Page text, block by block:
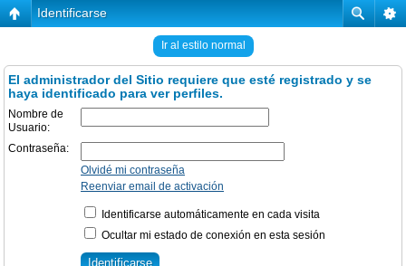
Identificarse
Ir al estilo normal
El administrador del Sitio requiere que esté registrado y se
haya identificado para ver perfiles.
Nombre de
Usuario:
Contraseña:
Olvidé mi contraseña
Reenviar email de activación
Identificarse automáticamente en cada visita
Ocultar mi estado de conexión en esta sesión